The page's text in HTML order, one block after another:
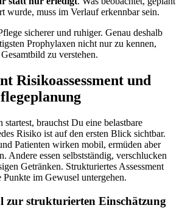
wurde, muss im Verlauf erkennbar sein.
sicherer und ruhiger. Genau deshalb
Prophylaxen nicht nur zu kennen,
zu verstehen.
Risikoassessment und
brauchst Du eine belastbare
Risiko ist auf den ersten Blick sichtbar.
Patienten wirken mobil, ermüden aber
Andere essen selbstständig, verschlucken
Getränken. Strukturiertes Assessment
Punkte im Gewusel untergehen.
zur strukturierten Einschätzung